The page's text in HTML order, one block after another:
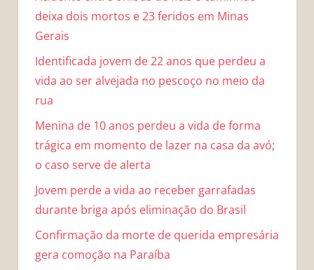
deixa dois mortos e 23 feridos em Minas
Gerais
Identificada jovem de 22 anos que perdeu a
vida ao ser alvejada no pescoço no meio da
rua
Menina de 10 anos perdeu a vida de forma
trágica em momento de lazer na casa da avó;
o caso serve de alerta
Jovem perde a vida ao receber garrafadas
durante briga após eliminação do Brasil
Confirmação da morte de querida empresária
gera comoção na Paraíba